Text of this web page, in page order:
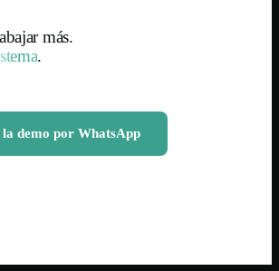
más.
.
demo por WhatsApp